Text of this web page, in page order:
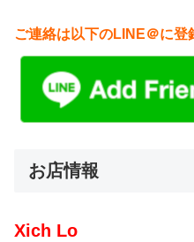
ご連絡は以下のLINE＠に登
お店情報
Xich Lo